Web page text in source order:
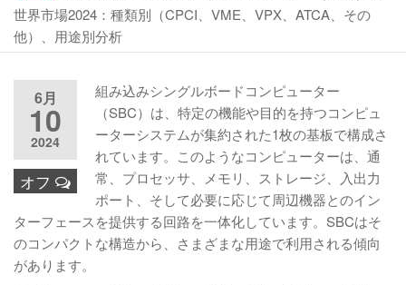
世界市場2024：種類別（CPCI、VME、VPX、ATCA、その
他）、用途別分析
6月
10
2024
オフ
組み込みシングルボードコンピューター
（SBC）は、特定の機能や目的を持つコンピュ
ーターシステムが集約された1枚の基板で構成さ
れています。このようなコンピューターは、通
常、プロセッサ、メモリ、ストレージ、入出力
ポート、そして必要に応じて周辺機器とのイン
ターフェースを提供する回路を一体化しています。SBCはそ
のコンパクトな構造から、さまざまな用途で利用される傾向
があります。